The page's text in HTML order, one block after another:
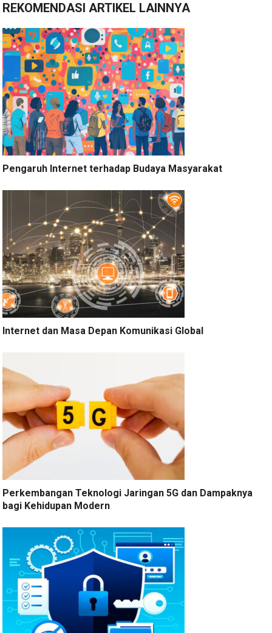
REKOMENDASI ARTIKEL LAINNYA
Pengaruh Internet terhadap Budaya Masyarakat
Internet dan Masa Depan Komunikasi Global
Perkembangan Teknologi Jaringan 5G dan Dampaknya
bagi Kehidupan Modern